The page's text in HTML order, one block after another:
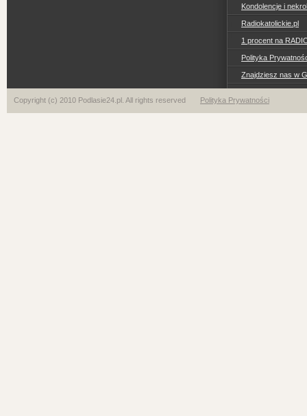
Kondolencje i
Radiokatolickie.pl
1 procent na
Polityka
Znajdziesz nas w
Copyright (c) 2010 Podlasie24.pl. All rights reserved Polityka Prywatności